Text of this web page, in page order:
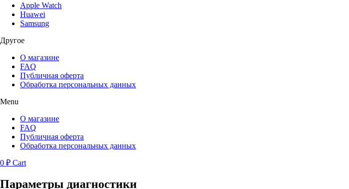
Apple Watch
Huawei
Samsung
Другое
О магазине
FAQ
Публичная оферта
Обработка персональных данных
Menu
О магазине
FAQ
Публичная оферта
Обработка персональных данных
0 ₽ Cart
Параметры диагностики